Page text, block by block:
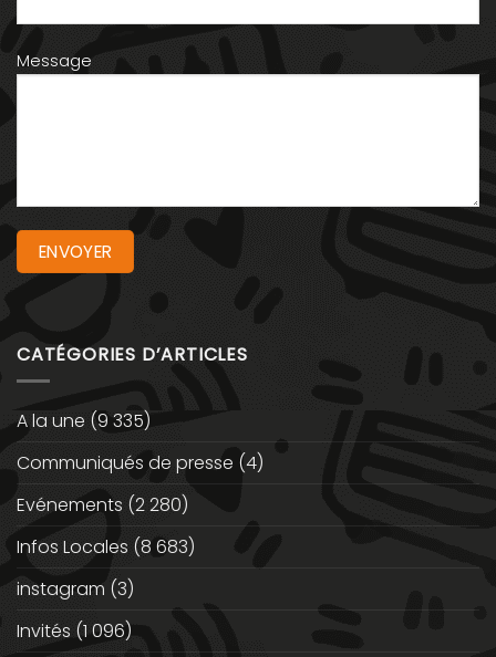
Message
CATÉGORIES D’ARTICLES
A la une (9 335)
Communiqués de presse (4)
Evénements (2 280)
Infos Locales (8 683)
instagram (3)
Invités (1 096)